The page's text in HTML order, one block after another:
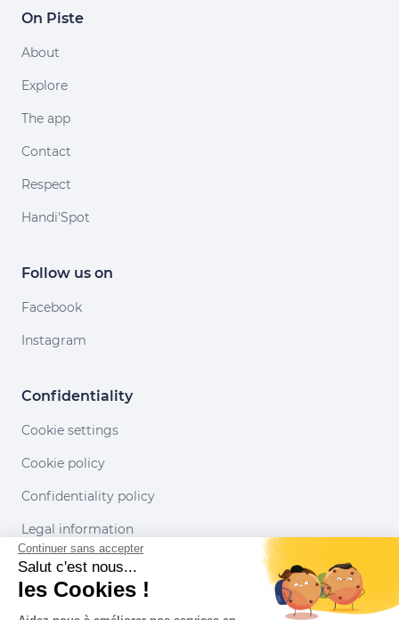
On Piste
About
Explore
The app
Contact
Respect
Handi'Spot
Follow us on
Facebook
Instagram
Confidentiality
Cookie settings
Cookie policy
Confidentiality policy
Legal information
Conditions of use
Continuer sans accepter
Salut c'est nous...
les Cookies !